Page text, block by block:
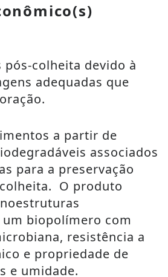
pós-colheita devido à
adequadas que
a partir de
associados
para a preservação
O produto
biopolímero com
resistência a
e propriedade de
e umidade.